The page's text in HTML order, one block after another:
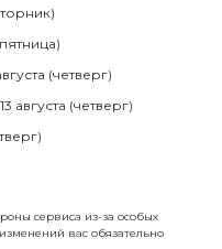
(четверг)
13 августа (четверг)
сервиса из-за особых
вас обязательно